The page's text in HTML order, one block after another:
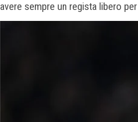
avere sempre un regista libero